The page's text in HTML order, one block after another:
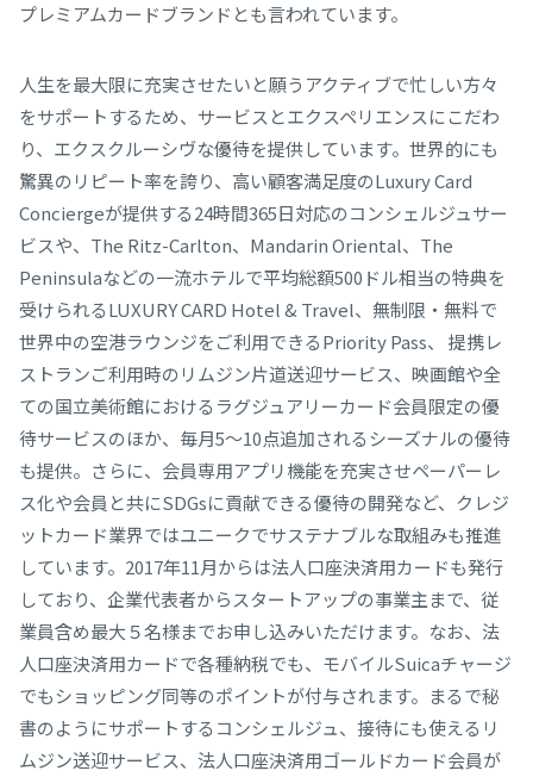
プレミアムカードブランドとも言われています。
人生を最大限に充実させたいと願うアクティブで忙しい方々
をサポートするため、サービスとエクスペリエンスにこだわ
り、エクスクルーシヴな優待を提供しています。世界的にも
驚異のリピート率を誇り、高い顧客満足度のLuxury Card
Conciergeが提供する24時間365日対応のコンシェルジュサー
ビスや、The Ritz-Carlton、Mandarin Oriental、The
Peninsulaなどの一流ホテルで平均総額500ドル相当の特典を
受けられるLUXURY CARD Hotel & Travel、無制限・無料で
世界中の空港ラウンジをご利用できるPriority Pass、 提携レ
ストランご利用時のリムジン片道送迎サービス、映画館や全
ての国立美術館におけるラグジュアリーカード会員限定の優
待サービスのほか、毎月5～10点追加されるシーズナルの優待
も提供。さらに、会員専用アプリ機能を充実させペーパーレ
ス化や会員と共にSDGsに貢献できる優待の開発など、クレジ
ットカード業界ではユニークでサステナブルな取組みも推進
しています。2017年11月からは法人口座決済用カードも発行
しており、企業代表者からスタートアップの事業主まで、従
業員含め最大５名様までお申し込みいただけます。なお、法
人口座決済用カードで各種納税でも、モバイルSuicaチャージ
でもショッピング同等のポイントが付与されます。まるで秘
書のようにサポートするコンシェルジュ、接待にも使えるリ
ムジン送迎サービス、法人口座決済用ゴールドカード会員が